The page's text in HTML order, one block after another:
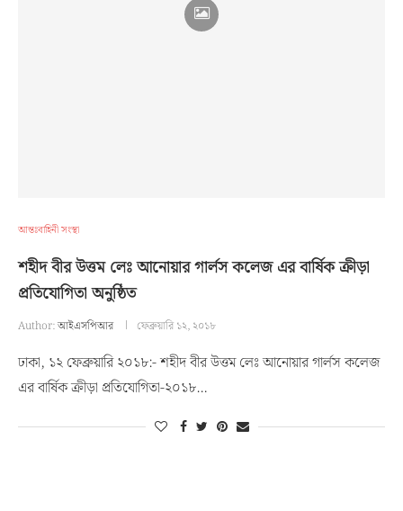
আন্তঃবাহিনী সংস্থা
শহীদ বীর উত্তম লেঃ আনোয়ার গার্লস কলেজ এর বার্ষিক ক্রীড়া
প্রতিযোগিতা অনুষ্ঠিত
Author:আইএসপিআর ফেব্রুয়ারি ১২, ২০১৮
ঢাকা, ১২ ফেব্রুয়ারি ২০১৮:- শহীদ বীর উত্তম লেঃ আনোয়ার গার্লস কলেজ
এর বার্ষিক ক্রীড়া প্রতিযোগিতা-২০১৮…